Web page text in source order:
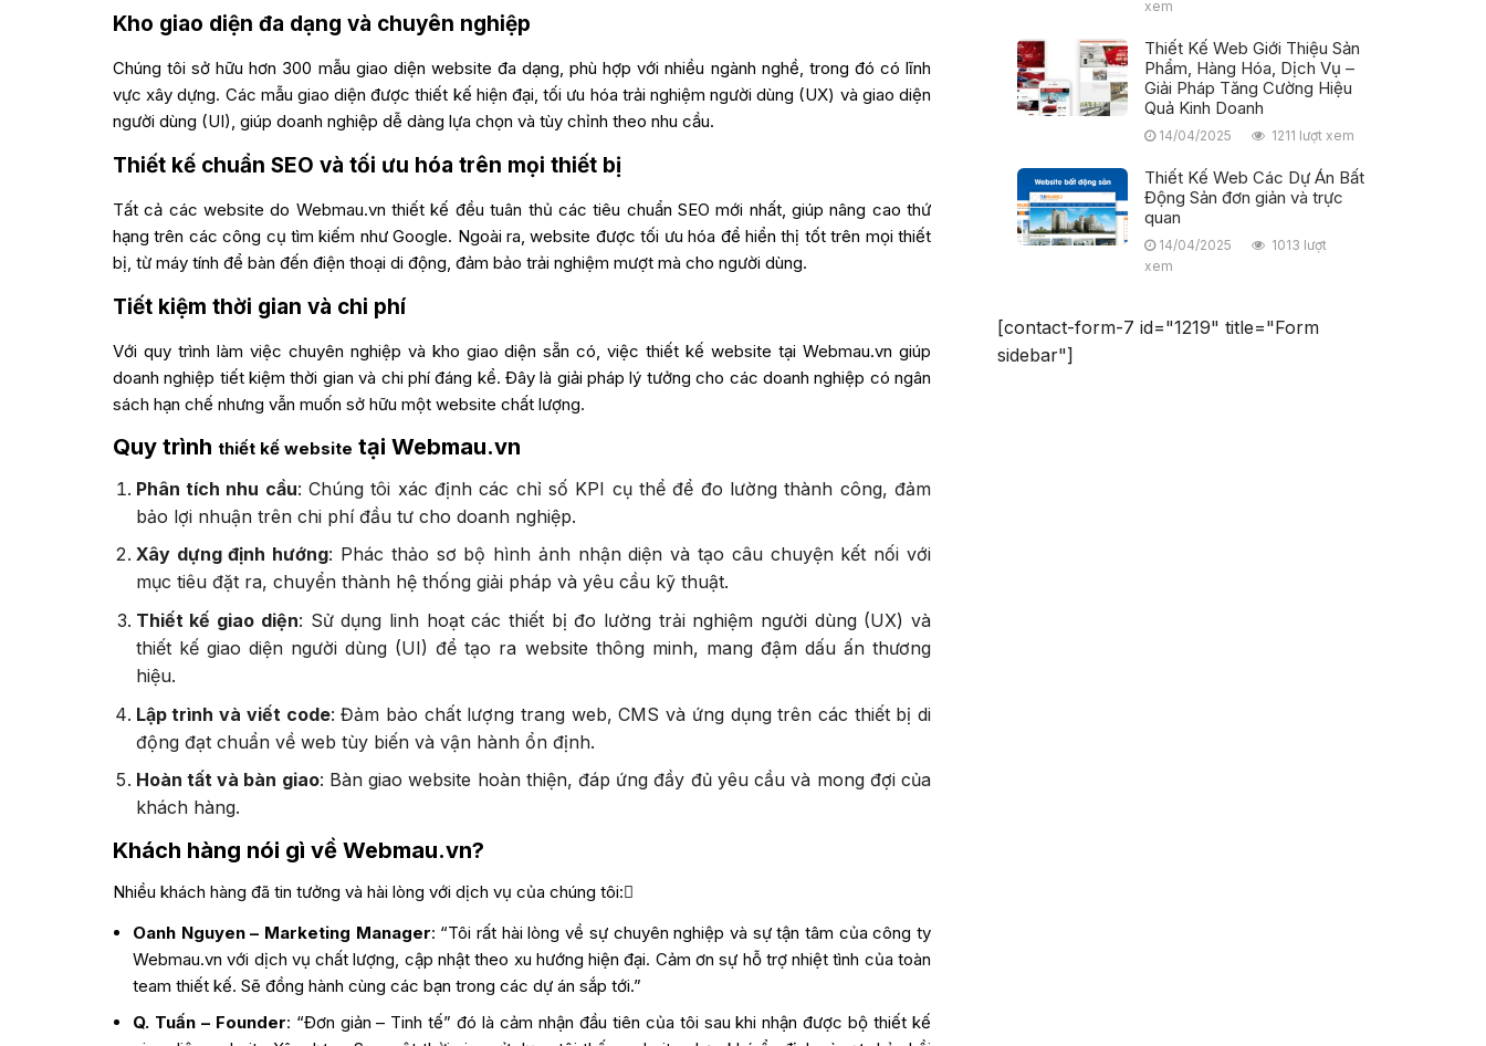
Kho giao diện đa dạng và chuyên nghiệp
Chúng tôi sở hữu hơn 300 mẫu giao diện website đa dạng, phù hợp với nhiều ngành nghề, trong đó có lĩnh
vực xây dựng. Các mẫu giao diện được thiết kế hiện đại, tối ưu hóa trải nghiệm người dùng (UX) và giao diện
người dùng (UI), giúp doanh nghiệp dễ dàng lựa chọn và tùy chỉnh theo nhu cầu.
Thiết kế chuẩn SEO và tối ưu hóa trên mọi thiết bị
Tất cả các website do Webmau.vn thiết kế đều tuân thủ các tiêu chuẩn SEO mới nhất, giúp nâng cao thứ
hạng trên các công cụ tìm kiếm như Google. Ngoài ra, website được tối ưu hóa để hiển thị tốt trên mọi thiết
bị, từ máy tính để bàn đến điện thoại di động, đảm bảo trải nghiệm mượt mà cho người dùng.
Tiết kiệm thời gian và chi phí
Với quy trình làm việc chuyên nghiệp và kho giao diện sẵn có, việc thiết kế website tại Webmau.vn giúp
doanh nghiệp tiết kiệm thời gian và chi phí đáng kể. Đây là giải pháp lý tưởng cho các doanh nghiệp có ngân
sách hạn chế nhưng vẫn muốn sở hữu một website chất lượng.
Quy trình thiết kế website tại Webmau.vn
Phân tích nhu cầu: Chúng tôi xác định các chỉ số KPI cụ thể để đo lường thành công, đảm
bảo lợi nhuận trên chi phí đầu tư cho doanh nghiệp.
Xây dựng định hướng: Phác thảo sơ bộ hình ảnh nhận diện và tạo câu chuyện kết nối với
mục tiêu đặt ra, chuyển thành hệ thống giải pháp và yêu cầu kỹ thuật.
Thiết kế giao diện: Sử dụng linh hoạt các thiết bị đo lường trải nghiệm người dùng (UX) và
thiết kế giao diện người dùng (UI) để tạo ra website thông minh, mang đậm dấu ấn thương
hiệu.
Lập trình và viết code: Đảm bảo chất lượng trang web, CMS và ứng dụng trên các thiết bị di
động đạt chuẩn về web tùy biến và vận hành ổn định.
Hoàn tất và bàn giao: Bàn giao website hoàn thiện, đáp ứng đầy đủ yêu cầu và mong đợi của
khách hàng.
Khách hàng nói gì về Webmau.vn?
Nhiều khách hàng đã tin tưởng và hài lòng với dịch vụ của chúng tôi:
Oanh Nguyen – Marketing Manager: “Tôi rất hài lòng về sự chuyên nghiệp và sự tận tâm của công ty
Webmau.vn với dịch vụ chất lượng, cập nhật theo xu hướng hiện đại. Cảm ơn sự hỗ trợ nhiệt tình của toàn
team thiết kế. Sẽ đồng hành cùng các bạn trong các dự án sắp tới.”
Q. Tuấn – Founder: “Đơn giản – Tinh tế” đó là cảm nhận đầu tiên của tôi sau khi nhận được bộ thiết kế
xem
Thiết Kế Web Giới Thiệu Sản
Phẩm, Hàng Hóa, Dịch Vụ –
Giải Pháp Tăng Cường Hiệu
Quả Kinh Doanh
14/04/2025 1211 lượt xem
Thiết Kế Web Các Dự Án Bất
Động Sản đơn giản và trực
quan
14/04/2025
1013 lượt
xem
[contact-form-7 id="1219" title="Form
sidebar"]